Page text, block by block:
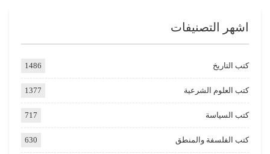
اشهر التصنيفات
كتب التاريخ 1486
كتب العلوم الشرعية 1377
كتب السياسة 717
كتب الفلسفة والمنطق 630